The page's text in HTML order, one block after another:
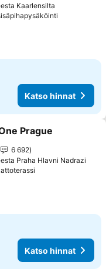
Kaarlensilta
Katso hinnat
Prague
6 692
Praha Hlavni Nadrazi
Katso hinnat